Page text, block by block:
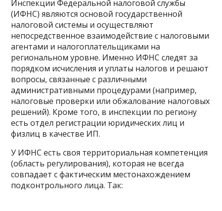
Инспекции Федеральной налоговой службы
(ИФНС) являются основой государственной
налоговой системы и осуществляют
непосредственное взаимодействие с налоговыми
агентами и налогоплательщиками на
региональном уровне. Именно ИФНС следят за
порядком исчисления и уплаты налогов и решают
вопросы, связанные с различными
административными процедурами (например,
налоговые проверки или обжалование налоговых
решений). Кроме того, в инспекции по региону
есть отдел регистрации юридических лиц и
физлиц в качестве ИП.
У ИФНС есть своя территориальная компетенция
(область регулирования), которая не всегда
совпадает с фактическим местонахождением
подконтрольного лица. Так: